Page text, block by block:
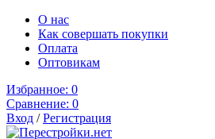
О нас
Как совершать покупки
Оплата
Оптовикам
Избранное: 0
Сравнение: 0
Вход /Регистрация